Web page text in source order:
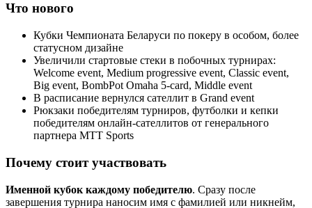
Что нового
Кубки Чемпионата Беларуси по покеру в особом, более
статусном дизайне
Увеличили стартовые стеки в побочных турнирах:
Welcome event, Medium progressive event, Classic event,
Big event, BombPot Omaha 5-card, Middle event
В расписание вернулся сателлит в Grand event
Рюкзаки победителям турниров, футболки и кепки
победителям онлайн-сателлитов от генерального
партнера MTT Sports
Почему стоит участвовать
Именной кубок каждому победителю. Сразу после
завершения турнира наносим имя с фамилией или никнейм,